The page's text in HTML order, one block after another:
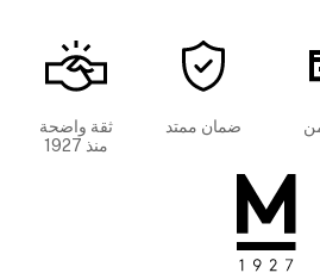
ضمان ممتد
ثقة واضحة
منذ 1927